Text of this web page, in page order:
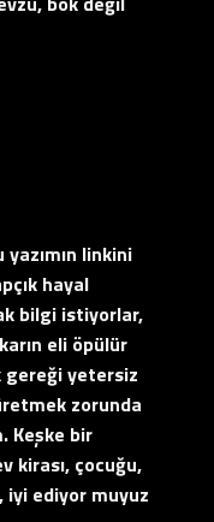
linkini
hayal
bilgi istiyorlar,
eli öpülür
gereği yetersiz
zorunda
Keşke bir
kirası, çocuğu,
iyi ediyor muyuz